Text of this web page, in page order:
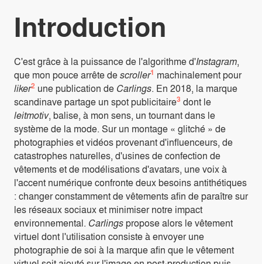
Introduction
C'est grâce à la puissance de l'algorithme d'Instagram,
que mon pouce arrête descroller1 machinalement pour
liker2 une publication de Carlings. En 2018, la marque
scandinave partage un spot publicitaire3 dont le
leitmotiv, balise, à mon sens, un tournant dans le
système de la mode. Sur un montage « glitché » de
photographies et vidéos provenant d'influenceurs, de
catastrophes naturelles, d'usines de confection de
vêtements et de modélisations d'avatars, une voix à
l'accent numérique confronte deux besoins antithétiques
: changer constamment de vêtements afin de paraître sur
les réseaux sociaux et minimiser notre impact
environnemental. Carlings propose alors le vêtement
virtuel dont l'utilisation consiste à envoyer une
photographie de soi à la marque afin que le vêtement